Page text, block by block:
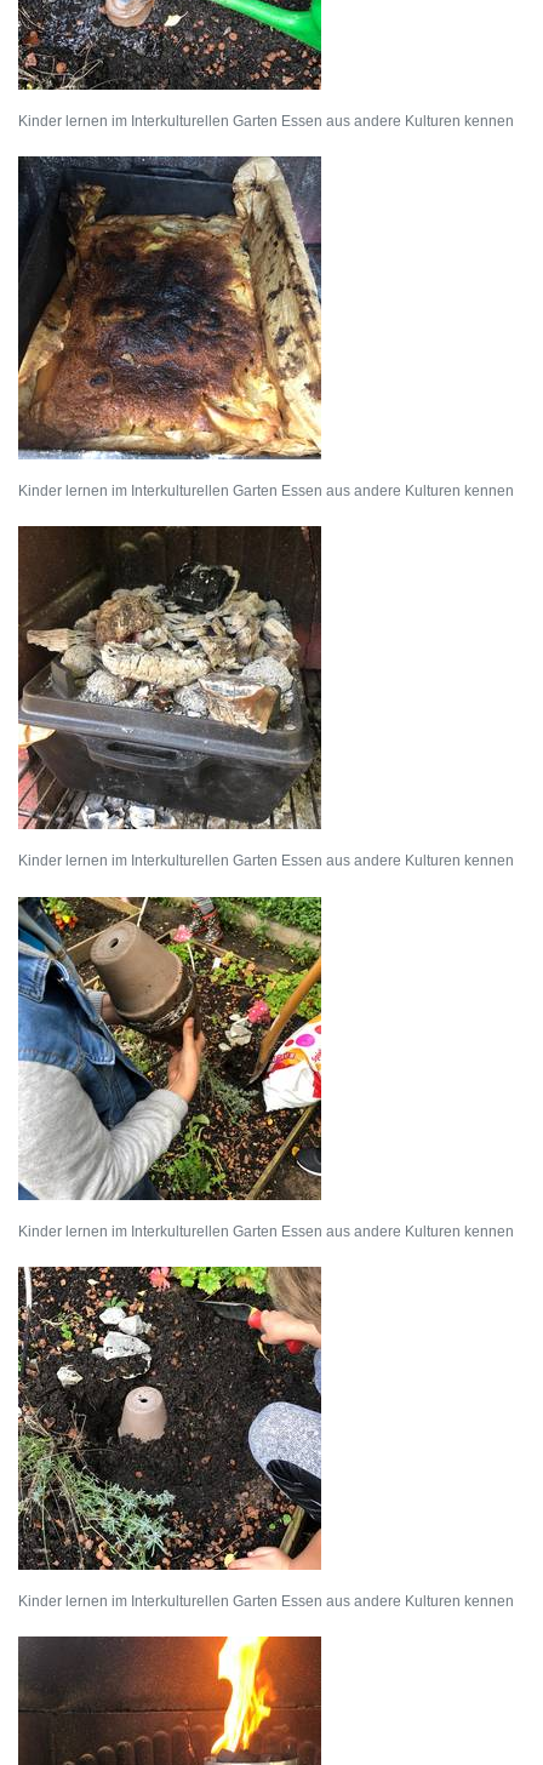
Kinder lernen im Interkulturellen Garten Essen aus andere Kulturen kennen
Kinder lernen im Interkulturellen Garten Essen aus andere Kulturen kennen
Kinder lernen im Interkulturellen Garten Essen aus andere Kulturen kennen
Kinder lernen im Interkulturellen Garten Essen aus andere Kulturen kennen
Kinder lernen im Interkulturellen Garten Essen aus andere Kulturen kennen